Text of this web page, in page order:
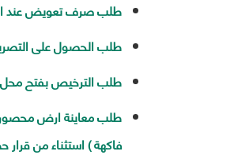
طلب صرف تعويض عند
طلب الحصول على
طلب الترخيص بفتح محل
طلب معاينة ارض محصورة
فاكهة ) استثناء من قرار حظر زراعة